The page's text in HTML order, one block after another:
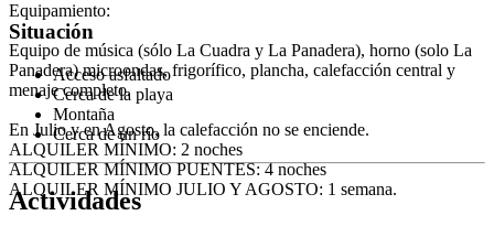
Equipamiento:
Equipo de música (sólo La Cuadra y La Panadera), horno (solo La
Panadera) microondas, frigorífico, plancha, calefacción central y
menaje completo.
En Julio y en Agosto, la calefacción no se enciende.
ALQUILER MÍNIMO: 2 noches
ALQUILER MÍNIMO PUENTES: 4 noches
ALQUILER MÍNIMO JULIO Y AGOSTO: 1 semana.
Situación
Acceso asfaltado
Cerca de la playa
Montaña
Cerca de un río
Actividades